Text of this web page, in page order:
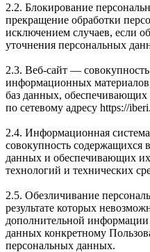
2.2. Блокирование
прекращение обработки
исключением случаев, если
уточнения персональных
2.3. Веб-сайт —
информационных
баз данных, обеспечивающих
по сетевому адресу https://
2.4. Информационная
совокупность содержащихся
данных и обеспечивающих
технологий и технических
2.5. Обезличивание
результате которых
дополнительной
данных конкретному
персональных данных.